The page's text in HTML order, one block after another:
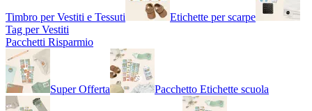
Timbro per Vestiti e Tessuti
Etichette per scarpe
Tag per Vestiti
Pacchetti Risparmio
Super Offerta Pacchetto Etichette scuola